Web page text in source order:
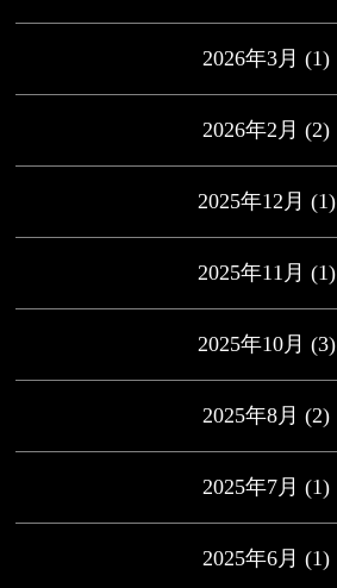
2026年3月 (1)
2026年2月 (2)
2025年12月 (1)
2025年11月 (1)
2025年10月 (3)
2025年8月 (2)
2025年7月 (1)
2025年6月 (1)